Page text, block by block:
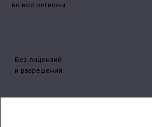
во все регионы
Без лицензий
и разрешений